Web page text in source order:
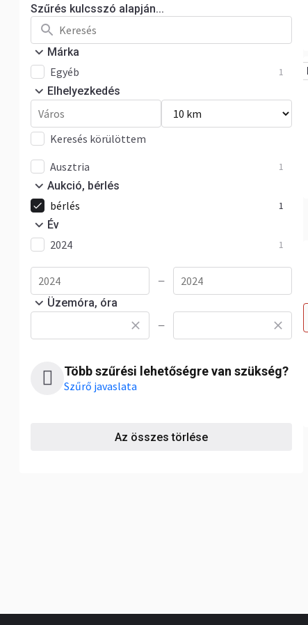
Szűrés kulcsszó alapján...
Márka
Egyéb 1
Elhelyezkedés
Keresés körülöttem
Ausztria
1
Aukció, bérlés
bérlés 1
Év
2024 1
—
Üzemóra, óra
—
Több szűrési lehetőségre van szükség?
Szűrő javaslata
Az összes törlése